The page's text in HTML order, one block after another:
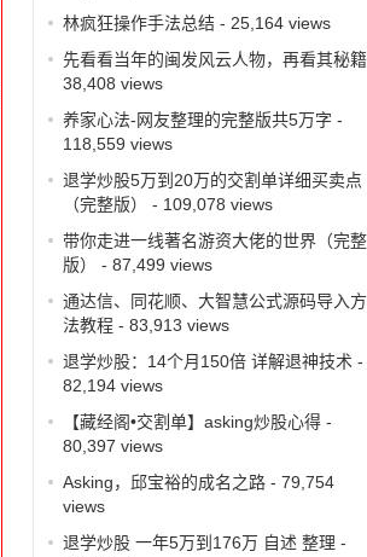
林疯狂操作手法总结- 25,164 views
先看看当年的闽发风云人物，再看其秘籍
38,408 views
养家心法-网友整理的完整版共5万字 -
118,559 views
退学炒股5万到20万的交割单详细买卖点
（完整版）
- 109,078 views
带你走进一线著名游资大佬的世界（完整
版）
- 87,499 views
通达信、同花顺、大智慧公式源码导入方
法教程- 83,913 views
退学炒股：14个月150倍 详解退神技术 -
82,194 views
【藏经阁•交割单】asking炒股心得-
80,397 views
Asking，邱宝裕的成名之路- 79,754
views
退学炒股 一年5万到176万 自述 整理 -